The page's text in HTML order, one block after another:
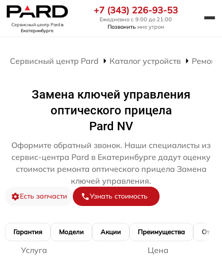
Сервисный центр Pardв
Екатеринбурге
+7 (343) 226-93-53
Ежедневно с 9:00 до 21:00
Позвонить мне утром
Сервисный центр Pard Каталог устройств
Замена ключей управления
оптического прицела
Pard NV
Оформите обратный звонок. Наши специалисты из
сервис-центра Pard в Екатеринбурге дадут оценку
стоимости ремонта оптического прицела Замена
ключей управления.
Есть запчасти Узнать стоимость
Гарантия Модели Акции Преимущества
Услуга Цена